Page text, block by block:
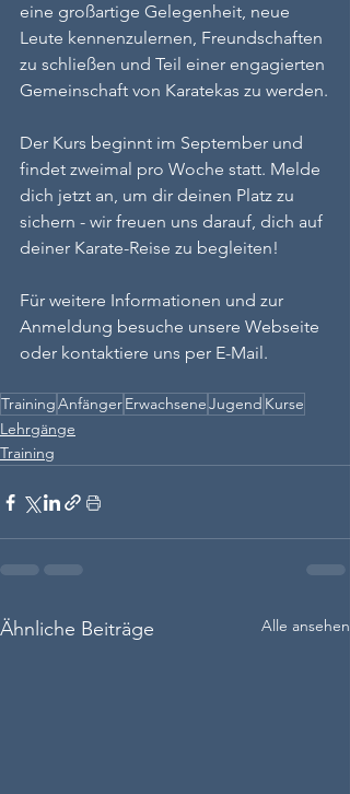
eine großartige Gelegenheit, neue
Leute kennenzulernen, Freundschaften
zu schließen und Teil einer engagierten
Gemeinschaft von Karatekas zu werden.
Der Kurs beginnt im September und
findet zweimal pro Woche statt. Melde
dich jetzt an, um dir deinen Platz zu
sichern - wir freuen uns darauf, dich auf
deiner Karate-Reise zu begleiten!
Für weitere Informationen und zur
Anmeldung besuche unsere Webseite
oder kontaktiere uns per E-Mail.
TrainingAnfängerErwachseneJugend Kurse
Lehrgänge
Training
Ähnliche Beiträge Alle ansehen